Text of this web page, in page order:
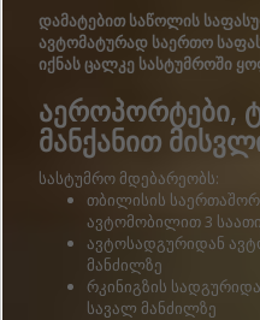
დამატებით საწოლის
ავტომატურად საერთო
იქნას ცალკე სასტუმროში
აეროპორტები,
მანქანით
სასტუმრო მდებარეობს:
თბილისის
ავტომობილით 3
ავტოსადგურიდან
მანძილზე
რკინიგზის
სავალ მანძილზე